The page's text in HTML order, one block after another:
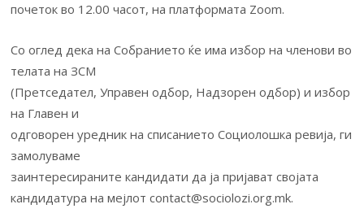
почеток во 12.00 часот, на платформата Zoom.
Со оглед дека на Собранието ќе има избор на членови во
телата на ЗСМ
(Претседател, Управен одбор, Надзорен одбор) и избор
на Главен и
одговорен уредник на списанието Социолошка ревија, ги
замолуваме
заинтересираните кандидати да ја пријават својата
кандидатура на мејлот contact@sociolozi.org.mk.